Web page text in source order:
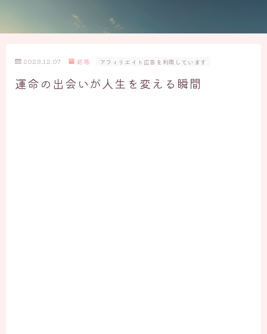
2023.12.07 結婚 アフィリエイト広告を利用しています
運命の出会いが人生を変える瞬間